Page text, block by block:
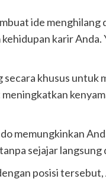
ide menghilang
karir
khusus
memungkinkan
sejajar
posisi